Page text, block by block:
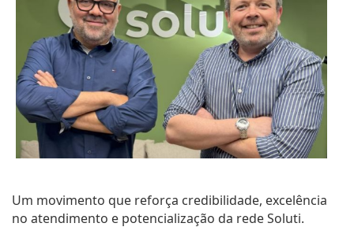
Um movimento que reforça credibilidade, excelência
no atendimento e potencialização da rede Soluti.